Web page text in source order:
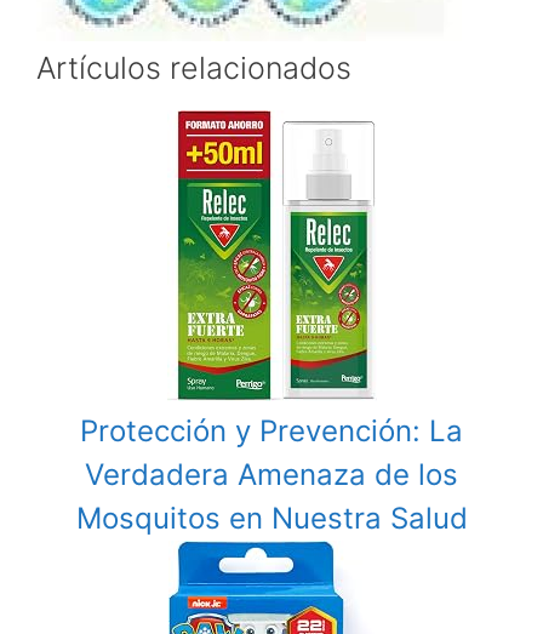
Artículos relacionados
Protección y Prevención: La
Verdadera Amenaza de los
Mosquitos en Nuestra Salud